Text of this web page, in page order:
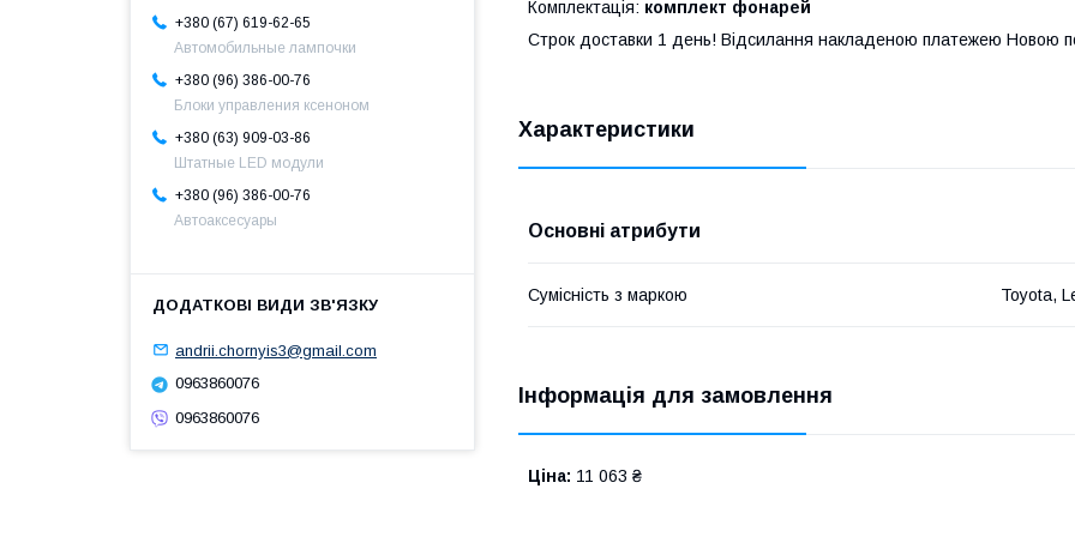
Комплектація: комплект фонарей
Строк доставки 1 день! Відсилання накладеною платежею Новою
Характеристики
Основні атрибути
Сумісність з маркою Toyota,
Інформація для замовлення
Ціна: 11 063 ₴
+380 (67) 619-62-65
Автомобильные лампочки
+380 (96) 386-00-76
Блоки управления ксеноном
+380 (63) 909-03-86
Штатные LED модули
+380 (96) 386-00-76
Автоаксесуары
andrii.chornyis3@gmail.com
0963860076
0963860076